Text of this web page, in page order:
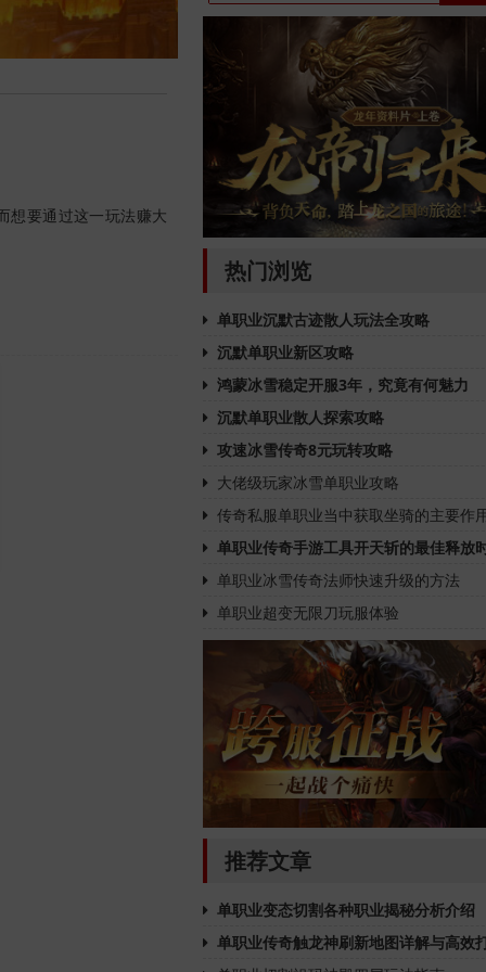
想要通过这一玩法赚大
热门浏览
单职业沉默古迹散人玩法全攻略
沉默单职业新区攻略
鸿蒙冰雪稳定开服3年，究竟有何魅力
沉默单职业散人探索攻略
攻速冰雪传奇8元玩转攻略
大佬级玩家冰雪单职业攻略
传奇私服单职业当中获取坐骑的主要作
单职业传奇手游工具开天斩的最佳释放
单职业冰雪传奇法师快速升级的方法
单职业超变无限刀玩服体验
推荐文章
单职业变态切割各种职业揭秘分析介绍
单职业传奇触龙神刷新地图详解与高效